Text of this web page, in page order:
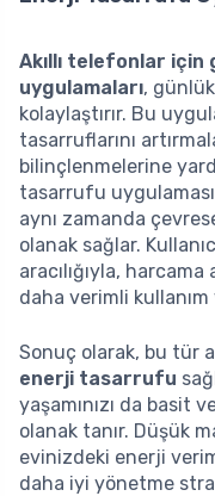
Akıllı telefonlar
uygulamaları,
kolaylaştırır. Bu
tasarruflarını
bilinçlenmelerine
tasarrufu
aynı zamanda
olanak sağlar.
aracılığıyla, harcama
daha verimli
Sonuç olarak, bu tür
enerji tasarrufu
yaşamınızı da basit
olanak tanır. Düşük
evinizdeki enerji
daha iyi yönetme